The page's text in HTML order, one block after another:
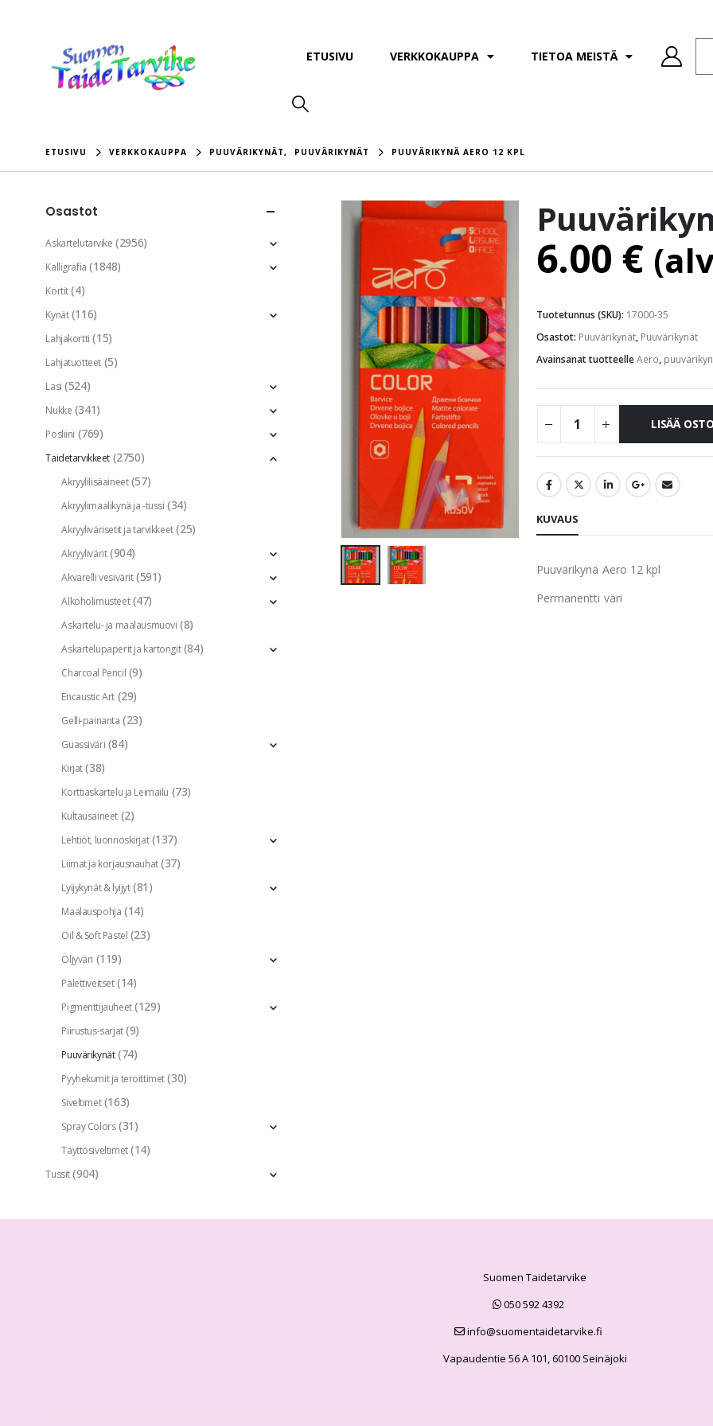
ETUSIVU VERKKOKAUPPA TIETOA MEISTÄ
ETUSIVU VERKKOKAUPPA PUUVÄRIKYNÄT, PUUVÄRIKYNÄT PUUVÄRIKYNÄ AERO 12 KPL
6.00 €
Tuotetunnus (SKU): 17000-35
Osastot: Puuvärikynät, Puuvärikynät
Avainsanat tuotteelleAero,
LISÄÄ
KUVAUS
Puuvärikynä Aero 12 kpl
Permanentti väri
Osastot
Askartelutarvike (2956)
Kalligrafia (1848)
Kortit (4)
Kynät (116)
Lahjakortti (15)
Lahjatuotteet (5)
Lasi (524)
Nukke (341)
Posliini (769)
Taidetarvikkeet (2750)
Akryylilisäaineet (57)
Akryylimaalikynä ja -tussi (34)
Akryylivärisetit ja tarvikkeet (25)
Akryylivärit (904)
Akvarelli vesivärit (591)
Alkoholimusteet (47)
Askartelu- ja maalausmuovi (8)
Askartelupaperit ja kartongit (84)
Charcoal Pencil (9)
Encaustic Art (29)
Gelli-painanta (23)
Guassiväri (84)
Kirjat (38)
Korttiaskartelu ja Leimailu (73)
Kultausaineet (2)
Lehtiöt, luonnoskirjat (137)
Liimat ja korjausnauhat (37)
Lyijykynät & lyijyt (81)
Maalauspohja (14)
Oil & Soft Pastel (23)
Öljyväri (119)
Palettiveitset (14)
Pigmenttijauheet (129)
Piirustus-sarjat (9)
Puuvärikynät (74)
Pyyhekumit ja teroittimet (30)
Siveltimet (163)
Spray Colors (31)
Täyttösiveltimet (14)
Tussit (904)
Suomen Taidetarvike
050 592 4392
info@suomentaidetarvike.fi
Vapaudentie 56 A 101, 60100 Seinäjoki